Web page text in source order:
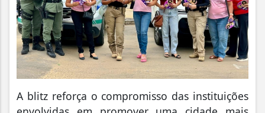
A blitz reforça o compromisso das instituições